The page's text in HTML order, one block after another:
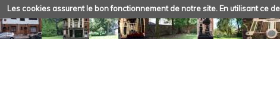
Les cookies assurent le bon fonctionnement de notre site. En utilisant ce